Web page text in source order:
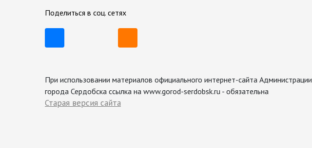
Поделиться в соц. сетях
При использовании материалов официального интернет-сайта Администрации
города Сердобска ссылка на www.gorod-serdobsk.ru - обязательна
Старая версия сайта